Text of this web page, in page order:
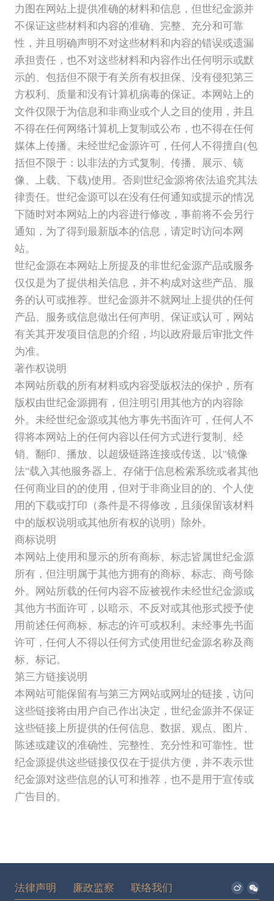
力图在网站上提供准确的材料和信息，但世纪金源并
不保证这些材料和内容的准确、完整、充分和可靠
性，并且明确声明不对这些材料和内容的错误或遗漏
承担责任，也不对这些材料和内容作出任何明示或默
示的、包括但不限于有关所有权担保、没有侵犯第三
方权利、质量和没有计算机病毒的保证。本网站上的
文件仅限于为信息和非商业或个人之目的使用，并且
不得在任何网络计算机上复制或公布，也不得在任何
媒体上传播。未经世纪金源许可，任何人不得擅自(包
括但不限于：以非法的方式复制、传播、展示、镜
像、上载、下载)使用。否则世纪金源将依法追究其法
律责任。世纪金源可以在没有任何通知或提示的情况
下随时对本网站上的内容进行修改，事前将不会另行
通知，为了得到最新版本的信息，请定时访问本网
站。
世纪金源在本网站上所提及的非世纪金源产品或服务
仅仅是为了提供相关信息，并不构成对这些产品、服
务的认可或推荐。世纪金源并不就网址上提供的任何
产品、服务或信息做出任何声明、保证或认可，网站
有关其开发项目信息的介绍，均以政府最后审批文件
为准。
著作权说明
本网站所载的所有材料或内容受版权法的保护，所有
版权由世纪金源拥有，但注明引用其他方的内容除
外。未经世纪金源或其他方事先书面许可，任何人不
得将本网站上的任何内容以任何方式进行复制、经
销、翻印、播放、以超级链路连接或传送、以"镜像
法"载入其他服务器上、存储于信息检索系统或者其他
任何商业目的的使用，但对于非商业目的的、个人使
用的下载或打印（条件是不得修改，且须保留该材料
中的版权说明或其他所有权的说明）除外。
商标说明
本网站上使用和显示的所有商标、标志皆属世纪金源
所有，但注明属于其他方拥有的商标、标志、商号除
外。网站所载的任何内容不应被视作未经世纪金源或
其他方书面许可，以暗示、不反对或其他形式授予使
用前述任何商标、标志的许可或权利。未经事先书面
许可，任何人不得以任何方式使用世纪金源名称及商
标、标记。
第三方链接说明
本网站可能保留有与第三方网站或网址的链接，访问
这些链接将由用户自己作出决定，世纪金源并不保证
这些链接上所提供的任何信息、数据、观点、图片、
陈述或建议的准确性、完整性、充分性和可靠性。世
纪金源提供这些链接仅仅在于提供方便，并不表示世
纪金源对这些信息的认可和推荐，也不是用于宣传或
广告目的。
法律声明 廉政监察 联络我们